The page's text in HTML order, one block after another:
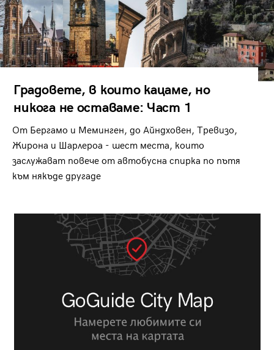
Градовете, в които кацаме, но
никога не оставаме: Част 1
От Бергамо и Меминген, до Айндховен, Тревизо,
Жирона и Шарлероа - шест места, които
заслужават повече от автобусна спирка по пътя
към някъде другаде